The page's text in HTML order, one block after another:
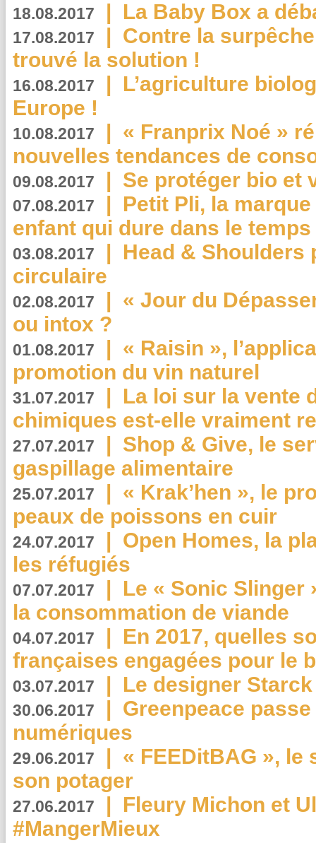
18.08.2017 | La Baby Box a
17.08.2017 | Contre la
trouvé la solution !
16.08.2017 | L’agriculture
Europe !
10.08.2017 | « Franprix Noé »
nouvelles tendances de
09.08.2017 | Se protéger bio et
07.08.2017 | Petit Pli, la
enfant qui dure dans le temps
03.08.2017 | Head & Shoulders
circulaire
02.08.2017 | « Jour du
ou intox ?
01.08.2017 | « Raisin »,
promotion du vin naturel
31.07.2017 | La loi sur la vente
chimiques est-elle vraiment
27.07.2017 | Shop & Give, le
gaspillage alimentaire
25.07.2017 | « Krak’hen », le
peaux de poissons en cuir
24.07.2017 | Open Homes, la
les réfugiés
07.07.2017 | Le « Sonic Slinger
la consommation de viande
04.07.2017 | En 2017, quelles
françaises engagées pour le
03.07.2017 | Le designer
30.06.2017 | Greenpeace
numériques
29.06.2017 | « FEEDitBAG », le
son potager
27.06.2017 | Fleury Michon et
#MangerMieux